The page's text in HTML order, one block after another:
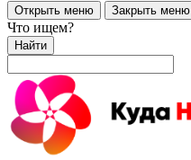
Открыть меню Закрыть меню
Что ищем?
Найти